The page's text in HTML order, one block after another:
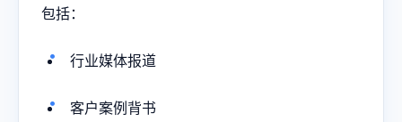
包括：
行业媒体报道
客户案例背书